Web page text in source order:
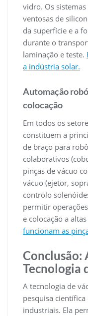
vidro. Os
ventosas de
da superfície e a
durante o
laminação e teste.
a indústria solar.
Automação
colocação
Em todos os
constituem a
de braço para
colaborativos
pinças de vácuo
vácuo (ejetor,
controlo
permitir
e colocação a
funcionam as
Conclusão:
Tecnologia
A tecnologia de
pesquisa
industriais. Ela